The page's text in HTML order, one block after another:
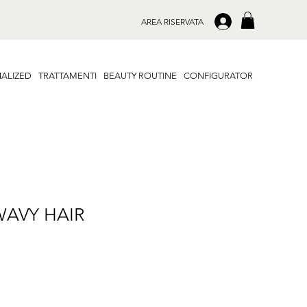
AREA RISERVATA .
TRATTAMENTI BEAUTY ROUTINE CONFIGURATOR
HAIR